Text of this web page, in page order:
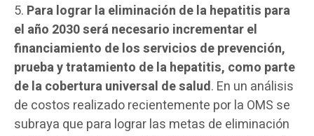
5. Para lograr la eliminación de la hepatitis para
el año 2030 será necesario incrementar el
financiamiento de los servicios de prevención,
prueba y tratamiento de la hepatitis, como parte
de la cobertura universal de salud. En un análisis
de costos realizado recientemente por la OMS se
subraya que para lograr las metas de eliminación